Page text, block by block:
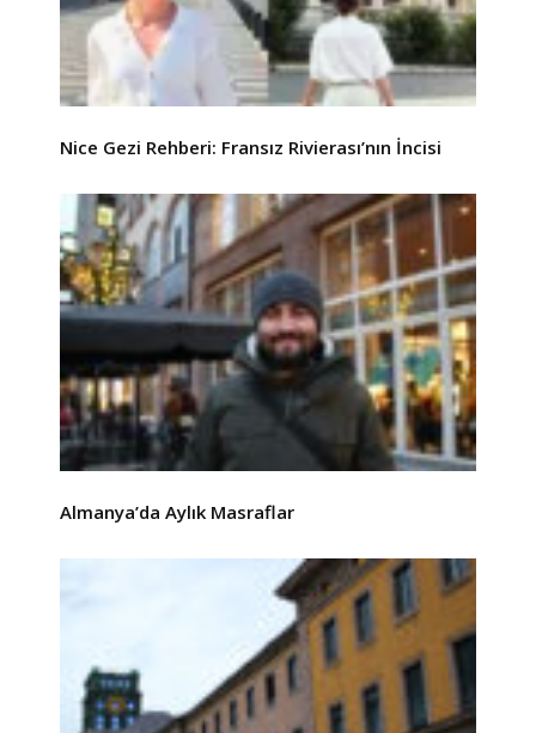
Nice Gezi Rehberi: Fransız Rivierası’nın İncisi
Almanya’da Aylık Masraflar